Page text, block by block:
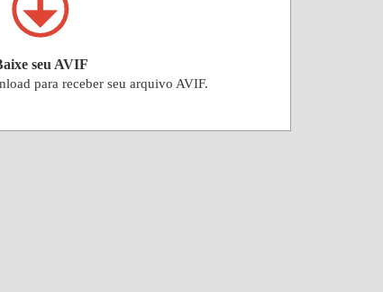
seu AVIF
para receber seu arquivo AVIF.